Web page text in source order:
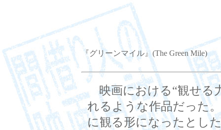
『グリーンマイル』(The Green Mile)
映画における“観せる
れるような作品だった
に観る形になったとし